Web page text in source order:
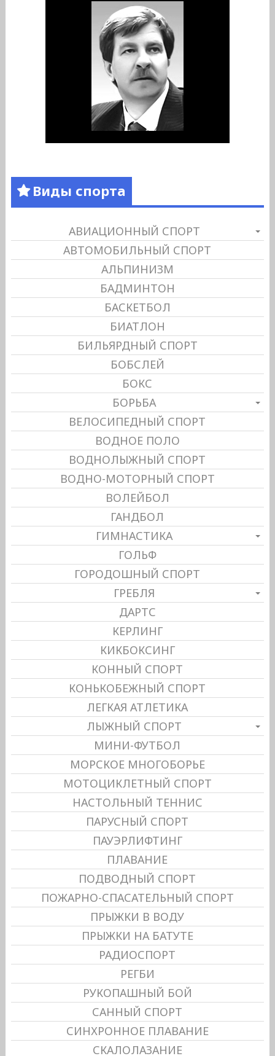
Виды спорта
АВИАЦИОННЫЙ СПОРТ
АВТОМОБИЛЬНЫЙ СПОРТ
АЛЬПИНИЗМ
БАДМИНТОН
БАСКЕТБОЛ
БИАТЛОН
БИЛЬЯРДНЫЙ СПОРТ
БОБСЛЕЙ
БОКС
БОРЬБА
ВЕЛОСИПЕДНЫЙ СПОРТ
ВОДНОЕ ПОЛО
ВОДНОЛЫЖНЫЙ СПОРТ
ВОДНО-МОТОРНЫЙ СПОРТ
ВОЛЕЙБОЛ
ГАНДБОЛ
ГИМНАСТИКА
ГОЛЬФ
ГОРОДОШНЫЙ СПОРТ
ГРЕБЛЯ
ДАРТС
КЕРЛИНГ
КИКБОКСИНГ
КОННЫЙ СПОРТ
КОНЬКОБЕЖНЫЙ СПОРТ
ЛЕГКАЯ АТЛЕТИКА
ЛЫЖНЫЙ СПОРТ
МИНИ-ФУТБОЛ
МОРСКОЕ МНОГОБОРЬЕ
МОТОЦИКЛЕТНЫЙ СПОРТ
НАСТОЛЬНЫЙ ТЕННИС
ПАРУСНЫЙ СПОРТ
ПАУЭРЛИФТИНГ
ПЛАВАНИЕ
ПОДВОДНЫЙ СПОРТ
ПОЖАРНО-СПАСАТЕЛЬНЫЙ СПОРТ
ПРЫЖКИ В ВОДУ
ПРЫЖКИ НА БАТУТЕ
РАДИОСПОРТ
РЕГБИ
РУКОПАШНЫЙ БОЙ
САННЫЙ СПОРТ
СИНХРОННОЕ ПЛАВАНИЕ
СКАЛОЛАЗАНИЕ